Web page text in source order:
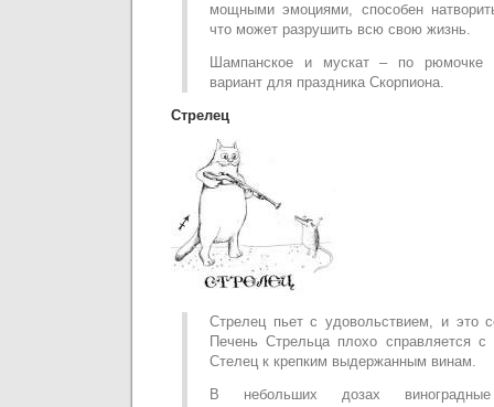
мощными эмоциями, способен
что может разрушить всю свою жизнь.
Шампанское и мускат – по рюмочке
вариант для праздника Скорпиона.
Стрелец
Стрелец пьет с удовольствием, и это
Печень Стрельца плохо справляется с
Стелец к крепким выдержанным винам.
В небольших дозах